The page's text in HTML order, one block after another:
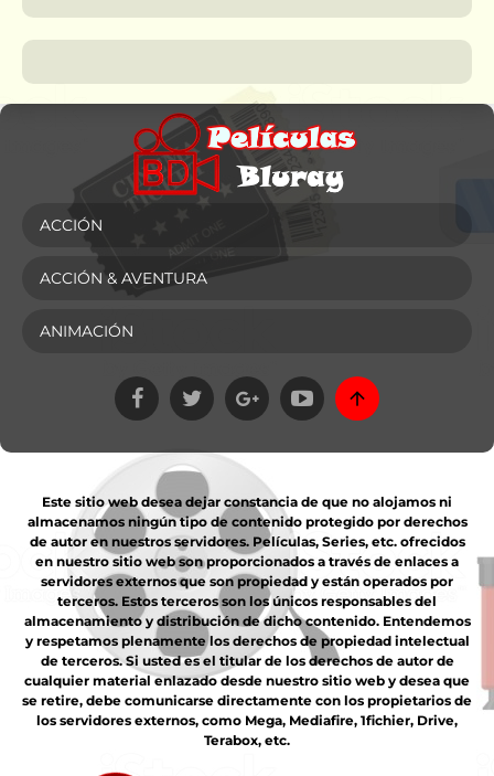
ACCIÓN
ACCIÓN & AVENTURA
ANIMACIÓN
Este sitio web desea dejar constancia de que no alojamos ni
almacenamos ningún tipo de contenido protegido por derechos
de autor en nuestros servidores. Películas, Series, etc. ofrecidos
en nuestro sitio web son proporcionados a través de enlaces a
servidores externos que son propiedad y están operados por
terceros. Estos terceros son los únicos responsables del
almacenamiento y distribución de dicho contenido. Entendemos
y respetamos plenamente los derechos de propiedad intelectual
de terceros. Si usted es el titular de los derechos de autor de
cualquier material enlazado desde nuestro sitio web y desea que
se retire, debe comunicarse directamente con los propietarios de
los servidores externos, como Mega, Mediafire, 1fichier, Drive,
Terabox, etc.